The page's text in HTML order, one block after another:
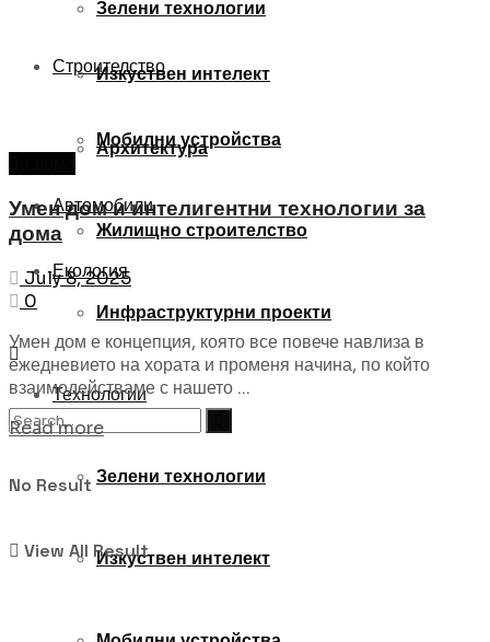
Строителство
Архитектура
Жилищно строителство
Инфраструктурни проекти
Технологии
Зелени технологии
Изкуствен интелект
Зелени технологии
Изкуствен интелект
Мобилни устройства
Автомобили
Екология
No Result
View All Result
Умен дом и интелигентни технологии за
дома
July 8, 2025
0
Умен дом е концепция, която все повече навлиза в
ежедневието на хората и променя начина, по който
взаимодействаме с нашето ...
Read more